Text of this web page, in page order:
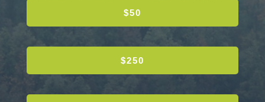
$50
$250